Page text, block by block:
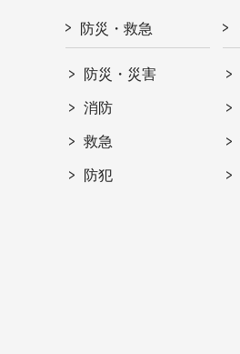
防災・救急
防災・災害
消防
救急
防犯